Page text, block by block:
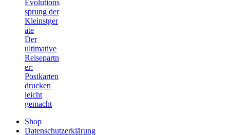
Evolutions
sprung der
Kleinstger
äte
Der
ultimative
Reisepartn
er:
Postkarten
drucken
leicht
gemacht
Shop
Datenschutzerklärung